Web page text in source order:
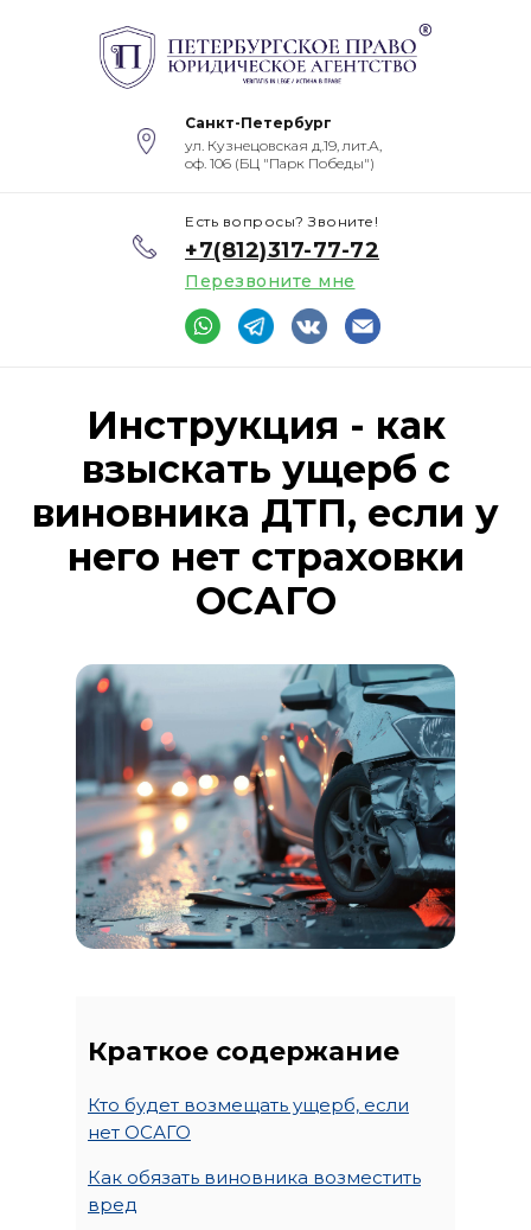
Санкт-Петербург
+7(812)317-77-72
Перезвоните мне
Есть вопросы? Звоните!
ул. Кузнецовская д.19, лит.А,
оф. 106 (БЦ "Парк Победы")
Инструкция - как
взыскать ущерб с
виновника ДТП, если у
него нет страховки
ОСАГО
Краткое содержание
Кто будет возмещать ущерб, если
нет ОСАГО
Как обязать виновника возместить
вред